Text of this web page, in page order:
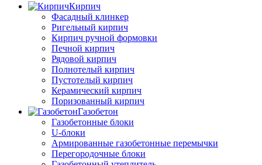
Кирпич
Фасадный клинкер
Ригельный кирпич
Кирпич ручной формовки
Печной кирпич
Рядовой кирпич
Полнотелый кирпич
Пустотелый кирпич
Керамический кирпич
Поризованный кирпич
Газобетон
Газобетонные блоки
U-блоки
Армированные газобетонные перемычки
Перегородочные блоки